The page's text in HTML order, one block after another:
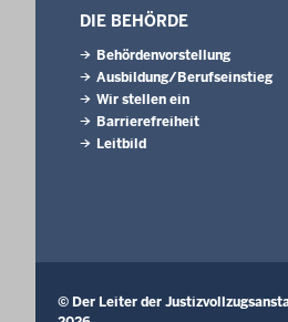
DIE BEHÖRDE
Behördenvorstellung
Ausbildung/Berufseinstieg
Wir stellen ein
Barrierefreiheit
Leitbild
© Der Leiter der